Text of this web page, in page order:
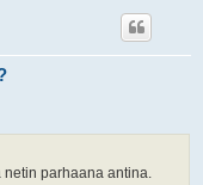
netin parhaana antina.